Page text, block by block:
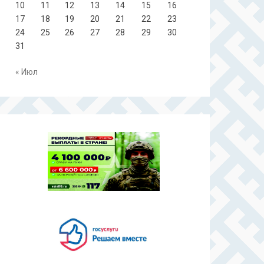
10 11 12 13 14 15
16
17
18 19 20 21 22
23
24
25 26 27 28 29
30
31
« Июл